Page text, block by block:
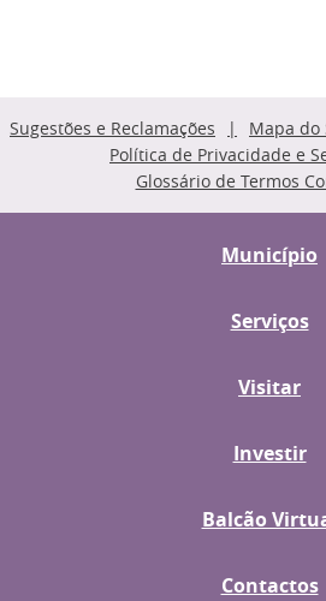
Sugestões e Reclamações Mapa do
Política de Privacidade e
Glossário de Termos
Município
Serviços
Visitar
Investir
Balcão
Contactos